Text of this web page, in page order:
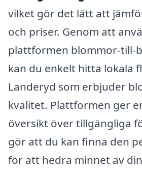
vilket gör det lätt att
och priser. Genom att
plattformen blommor-till-
kan du enkelt hitta lokala
Landeryd som erbjuder
kvalitet. Plattformen ger
översikt över tillgängliga
gör att du kan finna den
för att hedra minnet av